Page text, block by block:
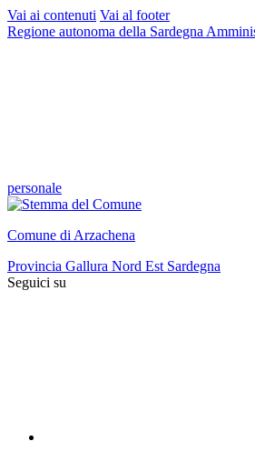
Vai ai contenuti Vai al footer
Regione autonoma della Sardegna
personale
Comune di Arzachena
Provincia Gallura Nord Est Sardegna
Seguici su